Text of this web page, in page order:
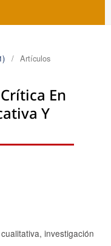
/ Artículos
En
Y
investigación